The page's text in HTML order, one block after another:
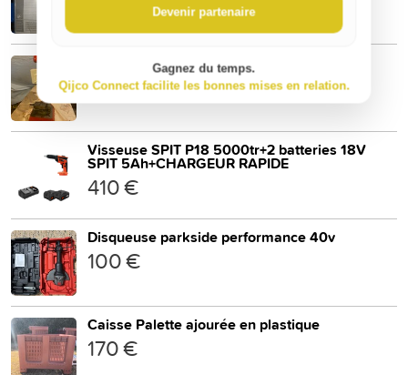
Perceuse à colonne vintage
285 €
Visseuse SPIT P18 5000tr+2 batteries 18V
SPIT 5Ah+CHARGEUR RAPIDE
410 €
Disqueuse parkside performance 40v
100 €
Caisse Palette ajourée en plastique
170 €
Devenir partenaire
Gagnez du temps.
Qijco Connect facilite les bonnes mises en relation.